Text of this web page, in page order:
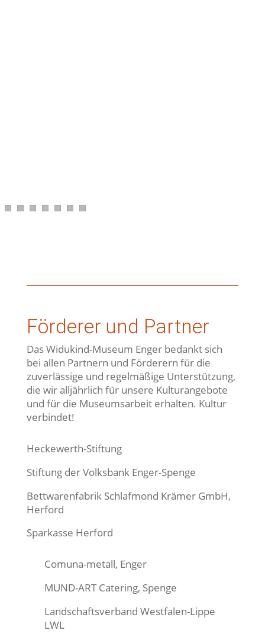
Förderer und Partner
Das Widukind-Museum Enger bedankt sich
bei allen Partnern und Förderern für die
zuverlässige und regelmäßige Unterstützung,
die wir alljährlich für unsere Kulturangebote
und für die Museumsarbeit erhalten. Kultur
verbindet!
Heckewerth-Stiftung
Stiftung der Volksbank Enger-Spenge
Bettwarenfabrik Schlafmond Krämer GmbH,
Herford
Sparkasse Herford
Comuna-metall, Enger
MUND-ART Catering, Spenge
Landschaftsverband Westfalen-Lippe
LWL